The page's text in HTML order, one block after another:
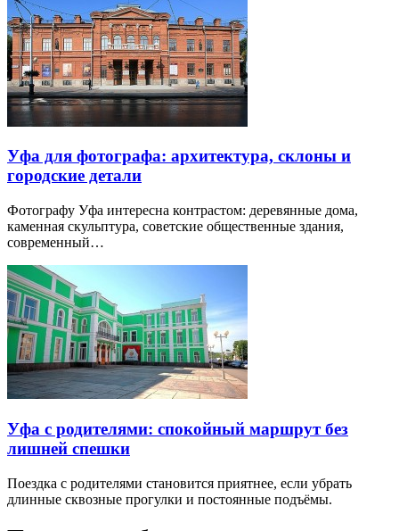
Уфа для фотографа: архитектура, склоны и
городские детали
Фотографу Уфа интересна контрастом: деревянные дома,
каменная скульптура, советские общественные здания,
современный…
Уфа с родителями: спокойный маршрут без
лишней спешки
Поездка с родителями становится приятнее, если убрать
длинные сквозные прогулки и постоянные подъёмы.